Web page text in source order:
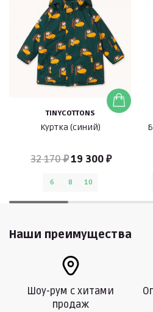
TINYCOTTONS
Куртка (синий)
32 170 ₽19 300 ₽
6 8 10
Наши преимущества
Шоу-рум с хитами
продаж